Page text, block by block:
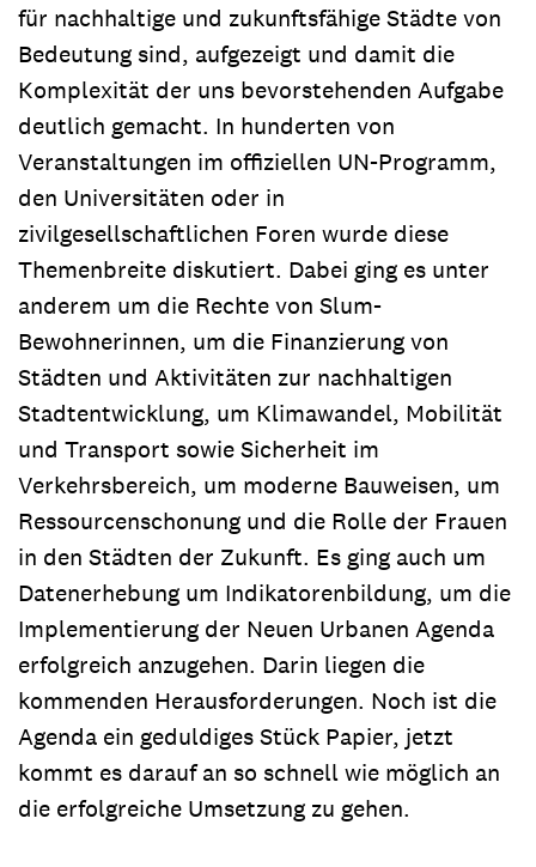
für nachhaltige und zukunftsfähige Städte von
Bedeutung sind, aufgezeigt und damit die
Komplexität der uns bevorstehenden Aufgabe
deutlich gemacht. In hunderten von
Veranstaltungen im offiziellen UN-Programm,
den Universitäten oder in
zivilgesellschaftlichen Foren wurde diese
Themenbreite diskutiert. Dabei ging es unter
anderem um die Rechte von Slum-
Bewohnerinnen, um die Finanzierung von
Städten und Aktivitäten zur nachhaltigen
Stadtentwicklung, um Klimawandel, Mobilität
und Transport sowie Sicherheit im
Verkehrsbereich, um moderne Bauweisen, um
Ressourcenschonung und die Rolle der Frauen
in den Städten der Zukunft. Es ging auch um
Datenerhebung um Indikatorenbildung, um die
Implementierung der Neuen Urbanen Agenda
erfolgreich anzugehen. Darin liegen die
kommenden Herausforderungen. Noch ist die
Agenda ein geduldiges Stück Papier, jetzt
kommt es darauf an so schnell wie möglich an
die erfolgreiche Umsetzung zu gehen.